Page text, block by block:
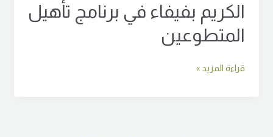
الكريم بفيفاء في برنامج تأهيل
المتطوعين
قراءة المزيد »